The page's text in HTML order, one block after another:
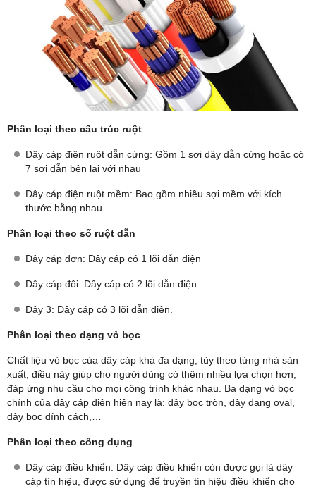
Phân loại theo cấu trúc ruột
Dây cáp điện ruột dẫn cứng: Gồm 1 sợi dây dẫn cứng hoặc có
7 sợi dẫn bện lại với nhau
Dây cáp điện ruột mềm: Bao gồm nhiều sợi mềm với kích
thước bằng nhau
Phân loại theo số ruột dẫn
Dây cáp đơn: Dây cáp có 1 lõi dẫn điện
Dây cáp đôi: Dây cáp có 2 lõi dẫn điện
Dây 3: Dây cáp có 3 lõi dẫn điện.
Phân loại theo dạng vỏ bọc
Chất liệu vỏ bọc của dây cáp khá đa dạng, tùy theo từng nhà sản
xuất, điều này giúp cho người dùng có thêm nhiều lựa chọn hơn,
đáp ứng nhu cầu cho mọi công trình khác nhau. Ba dạng vỏ bọc
chính của dây cáp điện hiện nay là: dây bọc tròn, dây dạng oval,
dây bọc dính cách,…
Phân loại theo công dụng
Dây cáp điều khiển: Dây cáp điều khiển còn được gọi là dây
cáp tín hiệu, được sử dụng để truyền tín hiệu điều khiển cho